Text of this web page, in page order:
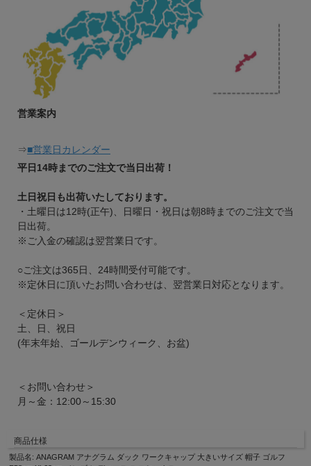
営業案内
⇒■営業日カレンダー
平日14時までのご注文で当日出荷！
土日祝日も出荷いたしております。
・土曜日は12時(正午)、日曜日・祝日は朝8時までのご注文で当
日出荷。
※ご入金の確認は翌営業日です。
○ご注文は365日、24時間受付可能です。
※定休日に頂いたお問い合わせは、翌営業日対応となります。
＜定休日＞
土、日、祝日
(年末年始、ゴールデンウィーク、お盆)
＜お問い合わせ＞
月～金：12:00～15:30
商品仕様
製品名: ANAGRAM アナグラム ダック ワークキャップ 大きいサイズ 帽子 ゴルフ